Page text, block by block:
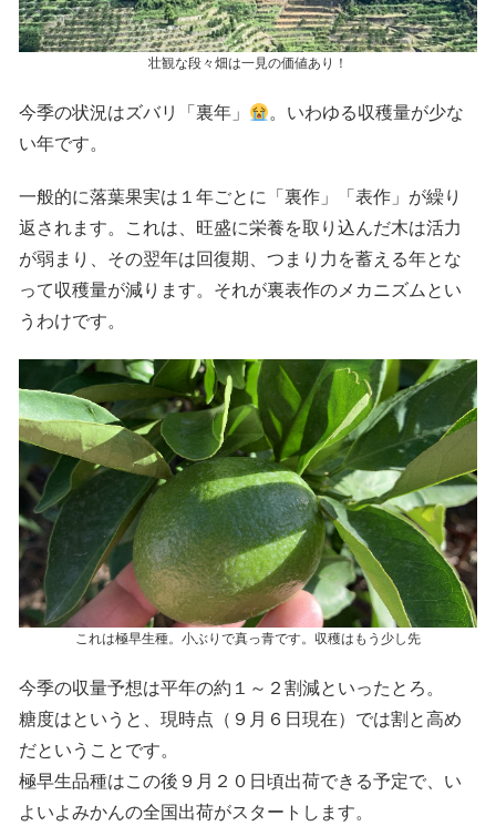
壮観な段々畑は一見の価値あり！
今季の状況はズバリ「裏年」
。いわゆる収穫量が少な
い年です。
一般的に落葉果実は１年ごとに「裏作」「表作」が繰り
返されます。これは、旺盛に栄養を取り込んだ木は活力
が弱まり、その翌年は回復期、つまり力を蓄える年とな
って収穫量が減ります。それが裏表作のメカニズムとい
うわけです。
これは極早生種。小ぶりで真っ青です。収穫はもう少し先
今季の収量予想は平年の約１～２割減といったとろ。
糖度はというと、現時点（９月６日現在）では割と高め
だということです。
極早生品種はこの後９月２０日頃出荷できる予定で、い
よいよみかんの全国出荷がスタートします。